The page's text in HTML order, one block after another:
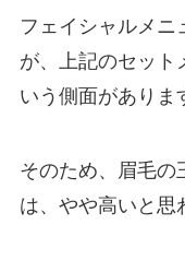
フェイシャルメニ
が、上記のセット
いう側面がありま
そのため、眉毛の
は、やや高いと思